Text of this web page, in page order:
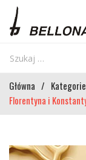
Główna / Kategorie
Florentyna i